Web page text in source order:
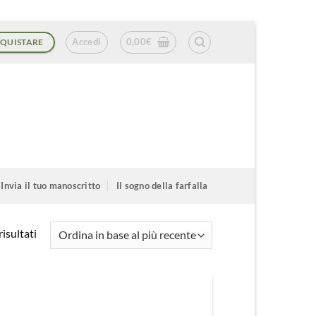
Accedi 0,00€
Invia il tuo manoscritto Il sogno della farfalla
Ordina